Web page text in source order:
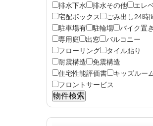
排水下水
排水その他
エレ
宅配ボックス
ごみ出し24時
駐車場有
駐輪場
バイク置
専用庭
出窓
バルコニー
フローリング
タイル貼り
耐震構造
免震構造
住宅性能評価書
キッズルー
フロントサービス